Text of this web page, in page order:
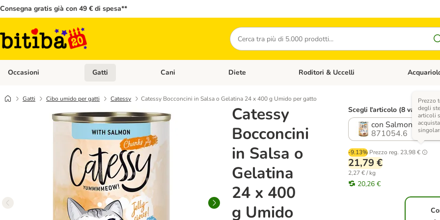
Consegna gratis già con 49 € di spesa**
Cerca
Occasioni Apri Menù Categoria: Occasioni
Gatti Apri Menù Categoria: Gatti
Cani Apri Menù Categoria: Cani
Diete Apri Menù Categoria: Diete
Roditori & Uccelli Apri Menù
Gatti Cibo umido per gatti Catessy Catessy Bocconcini in Salsa o Gelatina 24 x 400 g Umido per gatto
Catessy
Bocconcini
in Salsa o
Gelatina
24 x 400
g Umido
Scegli l'articolo (8 varianti)
con Salmone in
871054.6
-9.13% Prezzo reg. 23,98 €
Prezzo
degli
articoli
21,79 €
2,27 € / kg
20,26 €